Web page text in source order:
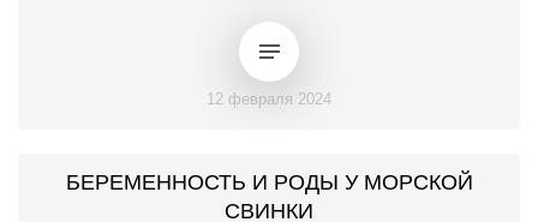
12 февраля 2024
БЕРЕМЕННОСТЬ И РОДЫ У МОРСКОЙ
СВИНКИ